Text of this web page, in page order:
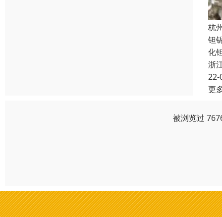
杭
钽
化
浙
22-
更
被浏览过